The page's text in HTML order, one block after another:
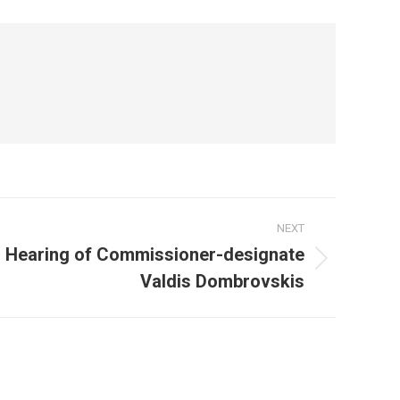
NEXT
Hearing of Commissioner-designate
Valdis Dombrovskis